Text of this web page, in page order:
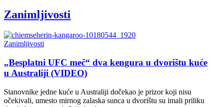
Zanimljivosti
Zanimljivosti
„Besplatni UFC meč“ dva kengura u dvorištu kuće
u Australiji (VIDEO)
Stanovnike jedne kuće u Australiji dočekao je prizor koji nisu
očekivali, umesto mirnog zalaska sunca u dvorištu su imali priliku